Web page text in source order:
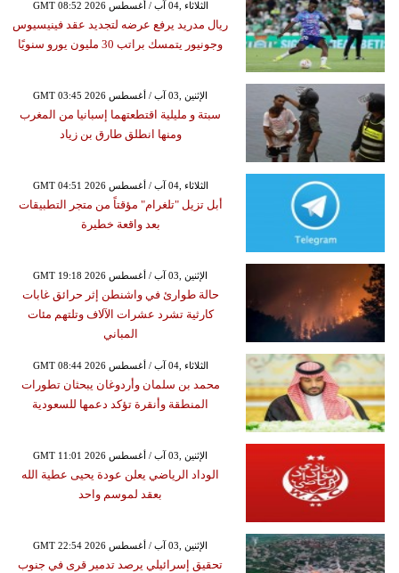
GMT 08:52 2026 الثلاثاء ,04 آب / أغسطس
ريال مدريد يرفع عرضه لتجديد عقد فينيسيوس
وجونيور يتمسك براتب 30 مليون يورو سنويًا
GMT 03:45 2026 الإثنين ,03 آب / أغسطس
سبتة و مليلية اقتطعتهما إسبانيا من المغرب
ومنها انطلق طارق بن زياد
GMT 04:51 2026 الثلاثاء ,04 آب / أغسطس
أبل تزيل "تلغرام" مؤقتاً من متجر التطبيقات
بعد واقعة خطيرة
GMT 19:18 2026 الإثنين ,03 آب / أغسطس
حالة طوارئ في واشنطن إثر حرائق غابات
كارثية تشرد عشرات الآلاف وتلتهم مئات
المباني
GMT 08:44 2026 الثلاثاء ,04 آب / أغسطس
محمد بن سلمان وأردوغان يبحثان تطورات
المنطقة وأنقرة تؤكد دعمها للسعودية
GMT 11:01 2026 الإثنين ,03 آب / أغسطس
الوداد الرياضي يعلن عودة يحيى عطية الله
بعقد لموسم واحد
GMT 22:54 2026 الإثنين ,03 آب / أغسطس
تحقيق إسرائيلي يرصد تدمير قرى في جنوب